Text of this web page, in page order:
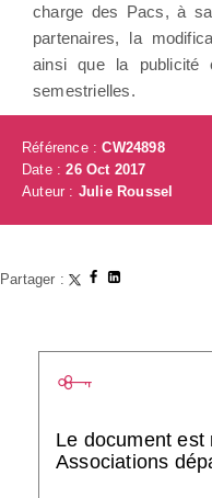
charge des Pacs, à
partenaires, la
ainsi que la publicité
semestrielles.
Référence :CW24898
Date :26 Oct 2017
Auteur : Julie Roussel
Partager :
Le document
Associations